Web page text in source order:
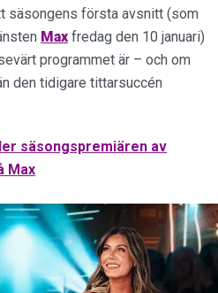
säsongens första avsnitt (som
Max fredag den 10 januari)
programmet är – och om
den tidigare tittarsuccén
säsongspremiären av
Max